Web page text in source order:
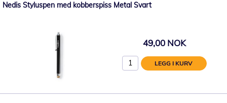
Nedis Styluspen med kobberspiss Metal Svart
49,00 NOK
LEGG I KURV